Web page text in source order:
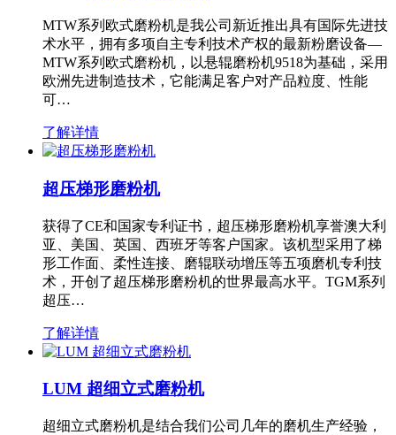
MTW系列欧式磨粉机是我公司新近推出具有国际先进技
术水平，拥有多项自主专利技术产权的最新粉磨设备—
MTW系列欧式磨粉机，以悬辊磨粉机9518为基础，采用
欧洲先进制造技术，它能满足客户对产品粒度、性能
可…
了解详情
超压梯形磨粉机
获得了CE和国家专利证书，超压梯形磨粉机享誉澳大利
亚、美国、英国、西班牙等客户国家。该机型采用了梯
形工作面、柔性连接、磨辊联动增压等五项磨机专利技
术，开创了超压梯形磨粉机的世界最高水平。TGM系列
超压…
了解详情
LUM 超细立式磨粉机
超细立式磨粉机是结合我们公司几年的磨机生产经验，